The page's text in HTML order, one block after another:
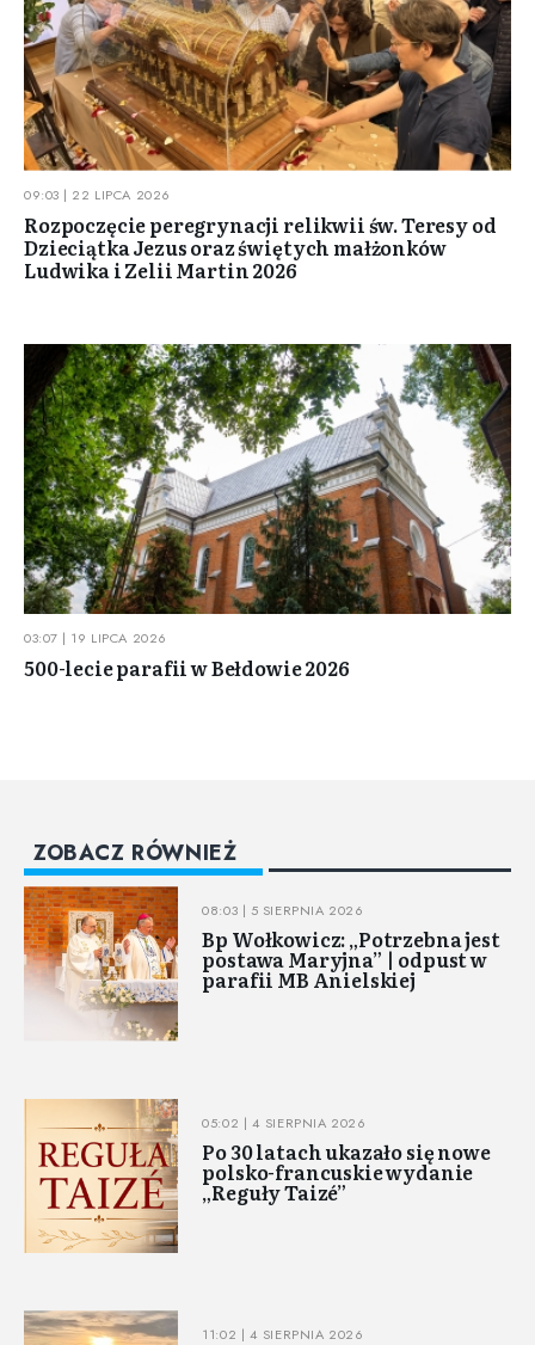
09:03 | 22 LIPCA 2026
Rozpoczęcie peregrynacji relikwii św. Teresy od
Dzieciątka Jezus oraz świętych małżonków
Ludwika i Zelii Martin 2026
03:07 | 19 LIPCA 2026
500-lecie parafii w Bełdowie 2026
ZOBACZ RÓWNIEŻ
08:03 | 5 SIERPNIA 2026
Bp Wołkowicz: „Potrzebna jest
postawa Maryjna” | odpust w
parafii MB Anielskiej
05:02 | 4 SIERPNIA 2026
Po 30 latach ukazało się nowe
polsko-francuskie wydanie
„Reguły Taizé”
11:02 | 4 SIERPNIA 2026